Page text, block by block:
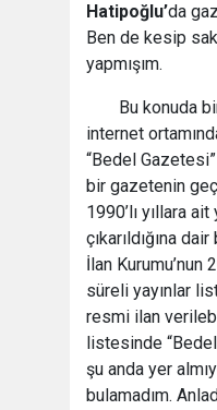
Hatipoğlu’da
Ben de kesip
yapmışım.
Bu konuda
internet
“Bedel
bir gazetenin
1990’lı yıllara
çıkarıldığına
İlan Kurumu’nun
süreli yayınlar
resmi ilan
listesinde
şu anda yer
bulamadım.